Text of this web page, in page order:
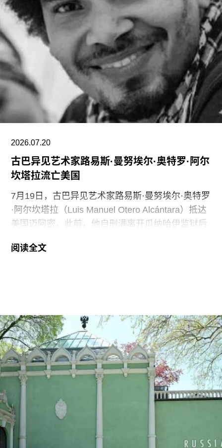
期。泰特美术馆目前正面临财务困境，最近的一份
报告显示其运营处于亏损状态。泰特美术馆曾试图
通过裁员来解决资金问题，导致员工士气急剧下降
并引发了罢工。此外，尽管翠西·艾敏和弗里达·卡
罗的展览广受好评，但去年泰特不列颠美术馆和泰
特现代美术馆的参观人数仍远低于疫情前的水平。
摩根于2015年加入迪亚艺术基金会担任总监。任职
期间，她丰富了基金会的藏品结构，并增加了女性
艺术家的代表比例。此前在泰特工作期间，她策划
了广受好评的2015年回顾展“世界走向波普”（The
2026.07.20
古巴异见艺术家路易斯·曼努埃尔·奥特罗·阿尔
坎塔拉流亡美国
7月19日，古巴异见艺术家路易斯·曼努埃尔·奥特罗
·阿尔坎塔拉（Luis Manuel Otero Alcántara）抵达
美国迈阿密。此前，他自刑满离开瓜纳哈伊监狱后
拉抵达时手中紧握着一尊从古巴带来的残破圣母玛
活动而被判处的五年刑期，仅提前数日获释。古巴
裔美国艺术家可可·福斯科（Coco Fusco）近日曾
撰文追问奥特罗·阿尔坎塔拉出狱后的下落。7月17
日，美国驻哈瓦那大使馆一名官员向《纽约时报》
透露，奥特罗·阿尔坎塔拉已获发人道主义签证，能
够进入美国，开始其被迫流亡的生活。
奥特罗·阿尔坎塔拉于2018年与一群艺术家、记者
和学者共同创立了圣伊西德罗运动（San Isidro
Movement）。该组织参与反对古巴政府、倡导民
阅读全文